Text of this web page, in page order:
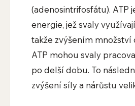
(adenosintrifosfátu). ATP
energie, jež svaly
takže zvýšením množství
ATP mohou svaly
po delší dobu. To
zvýšení síly a nárůstu